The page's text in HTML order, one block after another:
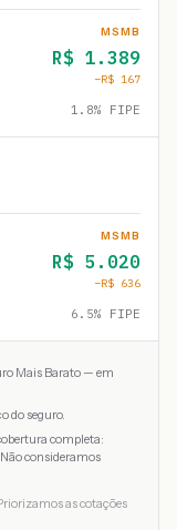
MSMB
R$ 1.389
−R$ 167
1.8% FIPE
MSMB
R$ 5.020
−R$ 636
6.5% FIPE
Mais Barato — em
do seguro.
completa:
consideramos
as cotações